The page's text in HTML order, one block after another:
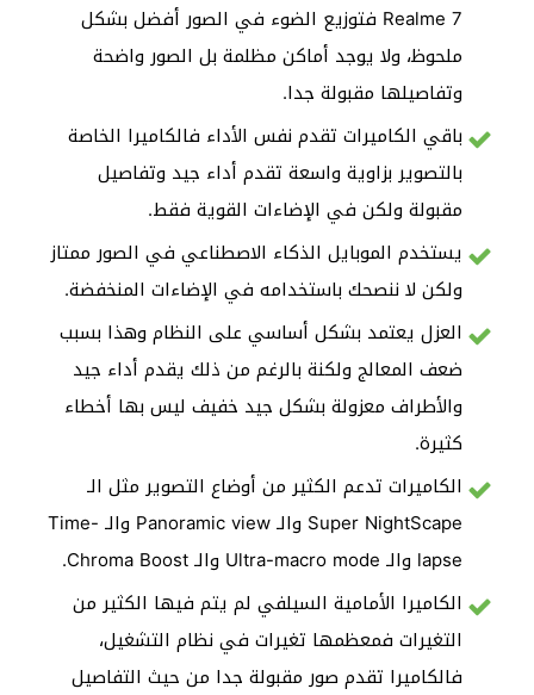
Realme 7 فتوزيع الضوء في الصور أفضل بشكل
ملحوظ، ولا يوجد أماكن مظلمة بل الصور واضحة
وتفاصيلها مقبولة جدا.
باقي الكاميرات تقدم نفس الأداء فالكاميرا الخاصة
بالتصوير بزاوية واسعة تقدم أداء جيد وتفاصيل
مقبولة ولكن في الإضاءات القوية فقط.
يستخدم الموبايل الذكاء الاصطناعي في الصور ممتاز
ولكن لا ننصحك باستخدامه في الإضاءات المنخفضة.
العزل يعتمد بشكل أساسي على النظام وهذا بسبب
ضعف المعالج ولكنة بالرغم من ذلك يقدم أداء جيد
والأطراف معزولة بشكل جيد خفيف ليس بها أخطاء
كثيرة.
الكاميرات تدعم الكثير من أوضاع التصوير مثل الـ
Super NightScape والـ Panoramic view والـ Time-
lapse والـ Ultra-macro mode والـ Chroma Boost.
الكاميرا الأمامية السيلفي لم يتم فيها الكثير من
التغيرات فمعظمها تغيرات في نظام التشغيل،
فالكاميرا تقدم صور مقبولة جدا من حيث التفاصيل